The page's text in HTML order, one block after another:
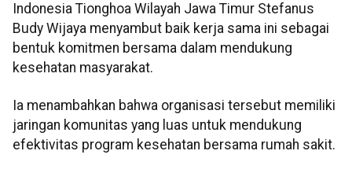
Indonesia Tionghoa Wilayah Jawa Timur Stefanus
Budy Wijaya menyambut baik kerja sama ini sebagai
bentuk komitmen bersama dalam mendukung
kesehatan masyarakat.
Ia menambahkan bahwa organisasi tersebut memiliki
jaringan komunitas yang luas untuk mendukung
efektivitas program kesehatan bersama rumah sakit.